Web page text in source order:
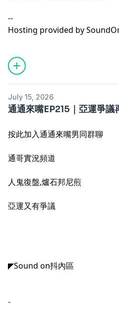
--
Hosting provided by
July 15, 2026
通通來嘴EP215｜亞運爭議
按此加入通通來嘴男同群聊
通哥實況頻道
人鬼復盤,爐石邦尼煎
亞運又有爭議
◤Sound on抖內區
-